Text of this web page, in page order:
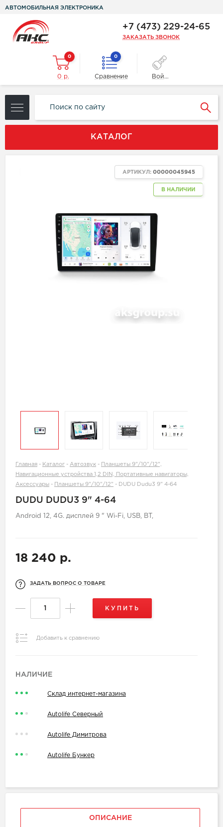
АВТОМОБИЛЬНАЯ ЭЛЕКТРОНИКА
+7 (473) 229-24-65
ЗАКАЗАТЬ ЗВОНОК
0
0 р.
0
Сравнение Войти
КАТАЛОГ
В НАЛИЧИИ
АРТИКУЛ: 00000045945
Главная - Каталог - Автозвук -
Планшеты 9"/10"/12",
Навигационные устройства 1,2 DIN, Портативные навигаторы,
Аксессуары - Планшеты 9"/10"/12" - DUDU Dudu3 9" 4-64
DUDU DUDU3 9" 4-64
Android 12, 4G. дисплей 9 " Wi-Fi, USB, BT,
18 240 р.
ЗАДАТЬ ВОПРОС О ТОВАРЕ
КУПИТЬ
Добавить к сравнению
НАЛИЧИЕ
Склад интернет-магазина
Autolife Северный
Autolife Димитрова
Autolife Бункер
ОПИСАНИЕ